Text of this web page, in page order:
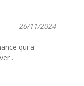
26/11/2024
qui a
.